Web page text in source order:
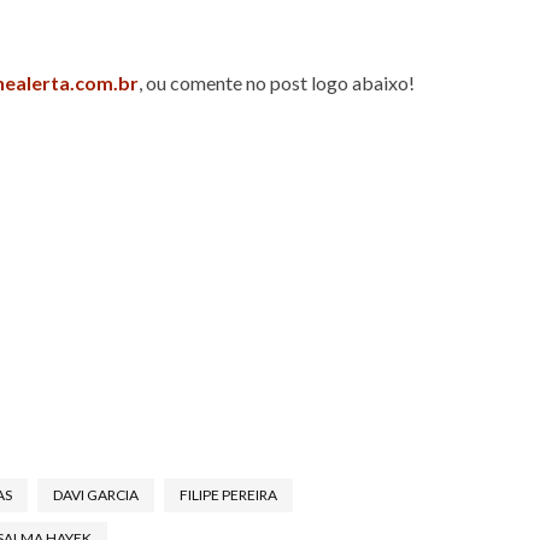
, ou comente no post logo abaixo!
DAVI GARCIA FILIPE PEREIRA